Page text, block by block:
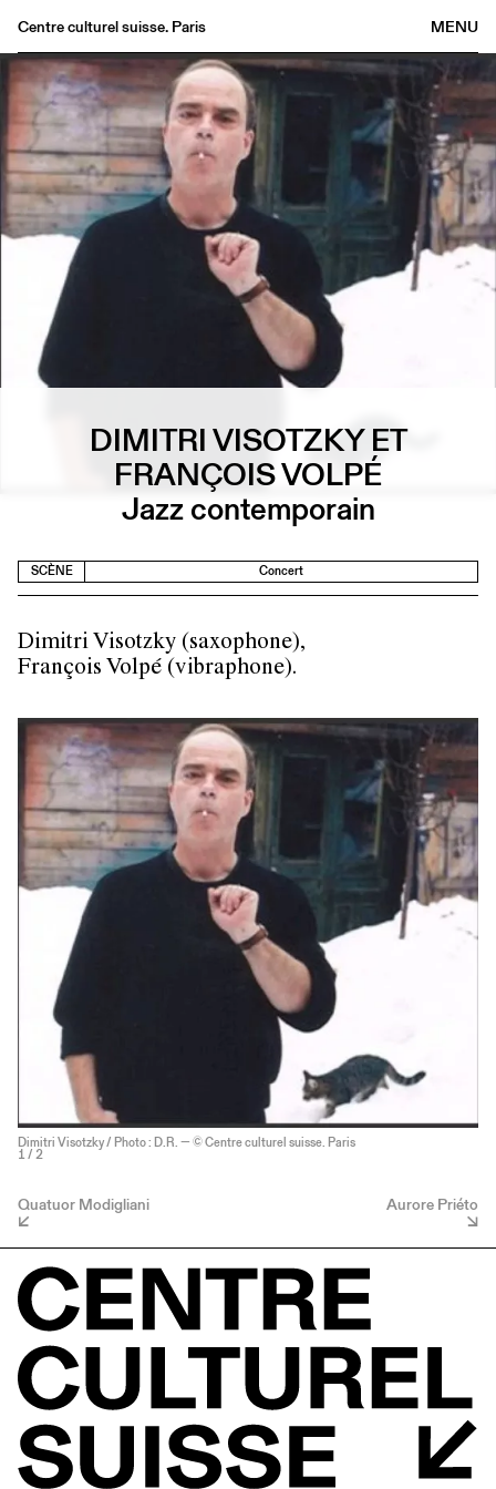
MENU
Centre culturel suisse. Paris
Agenda
Librairie
Buvette
Archives
Médiathèque
Éditions
Informations
EN
DIMITRI VISOTZKY ET
FRANÇOIS VOLPÉ
Jazz contemporain
SCÈNE Concert
Dimitri Visotzky (saxophone),
François Volpé (vibraphone).
Dimitri Visotzky / Photo : D.R. — © Centre culturel suisse. Paris
1 / 2
Quatuor Modigliani Aurore Priéto